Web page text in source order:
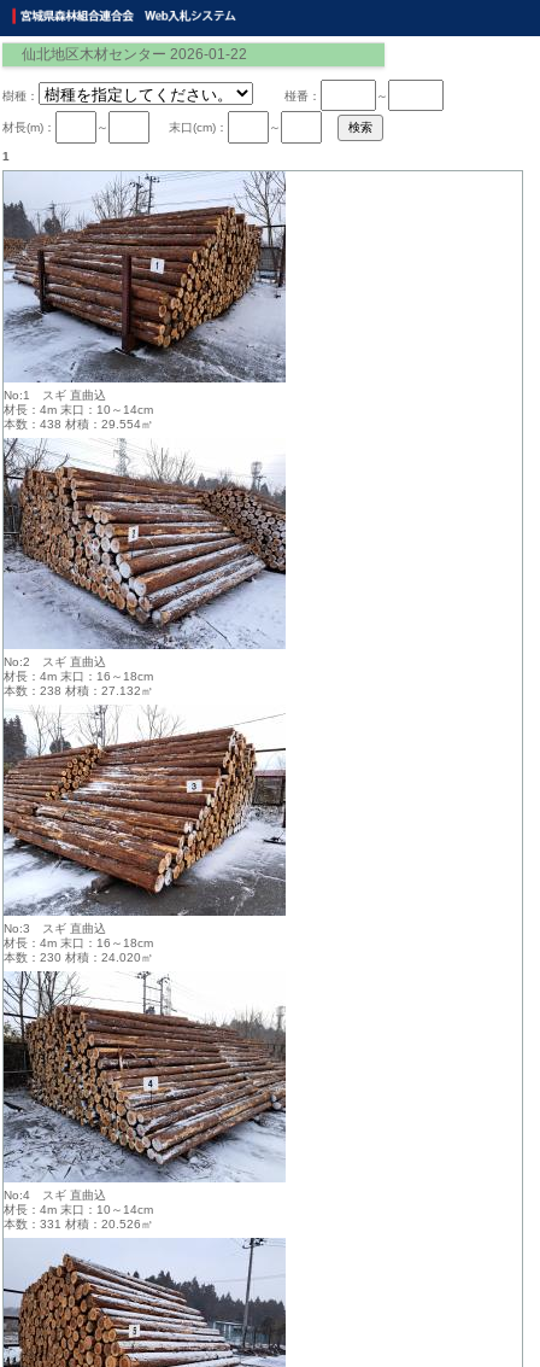
仙北地区木材センター 2026-01-22
樹種： 椪番： ～
材長(m)： ～ 末口(cm)： ～
1
No:1 スギ 直曲込
材長：4m 末口：10～14cm
本数：438 材積：29.554㎥
No:2 スギ 直曲込
材長：4m 末口：16～18cm
本数：238 材積：27.132㎥
No:3 スギ 直曲込
材長：4m 末口：16～18cm
本数：230 材積：24.020㎥
No:4 スギ 直曲込
材長：4m 末口：10～14cm
本数：331 材積：20.526㎥